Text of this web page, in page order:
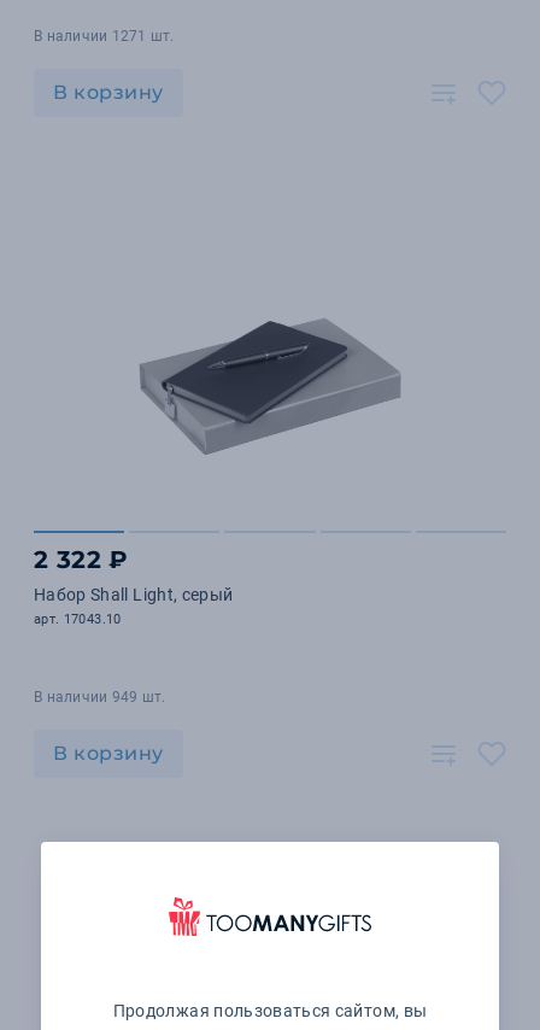
В наличии 1271 шт.
В корзину
2 322 ₽
Набор Shall Light, серый
арт. 17043.10
В наличии 949 шт.
В корзину
Продолжая пользоваться сайтом, вы